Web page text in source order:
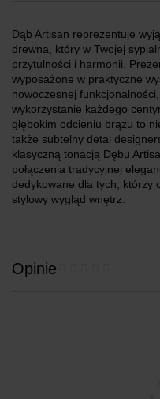
Dąb Artisan reprezentuje
drewna, który w Twojej
przytulności i harmonii.
wyposażone w praktyczne
nowoczesnej
wykorzystanie każdego
głębokim odcieniu brązu to
także subtelny detal
klasyczną tonacją Dębu
połączenia tradycyjnej
dedykowane dla tych, którzy
stylowy wygląd wnętrz.
Opinie